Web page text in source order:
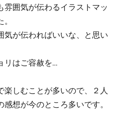
雰囲気が伝わるイラストマッ
気が伝わればいいな、と思い
リはご容赦を…
楽しむことが多いので、２人
想が今のところ多いです。